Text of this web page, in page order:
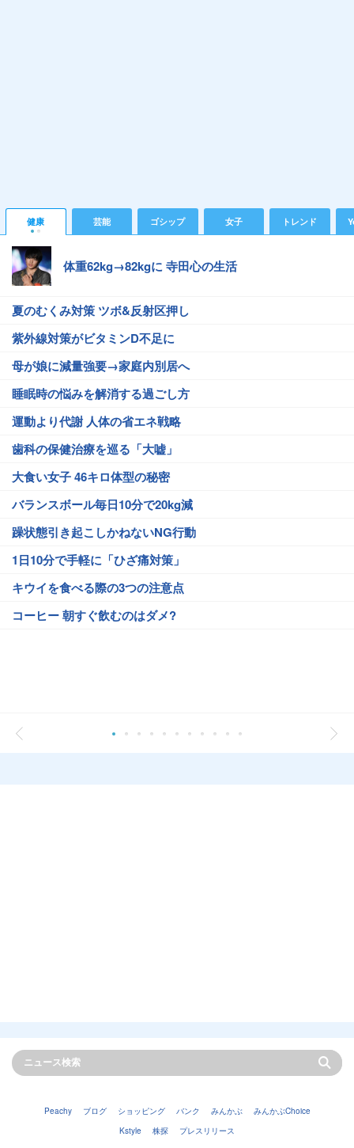
健康 芸能 ゴシップ 女子 トレンド
体重62kg→82kgに 寺田心の生活
夏のむくみ対策 ツボ&反射区押し
紫外線対策がビタミンD不足に
母が娘に減量強要→家庭内別居へ
睡眠時の悩みを解消する過ごし方
運動より代謝 人体の省エネ戦略
歯科の保健治療を巡る「大嘘」
大食い女子 46キロ体型の秘密
バランスボール毎日10分で20kg減
躁状態引き起こしかねないNG行動
1日10分で手軽に「ひざ痛対策」
キウイを食べる際の3つの注意点
コーヒー 朝すぐ飲むのはダメ?
Peachy ブログ ショッピング バンク みんかぶ
みんかぶChoice
Kstyle
株探 プレスリリース